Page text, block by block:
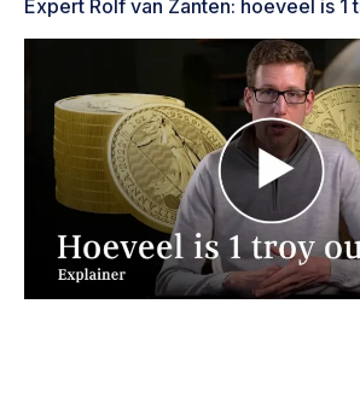
Expert Rolf van Zanten: hoeveel is 1